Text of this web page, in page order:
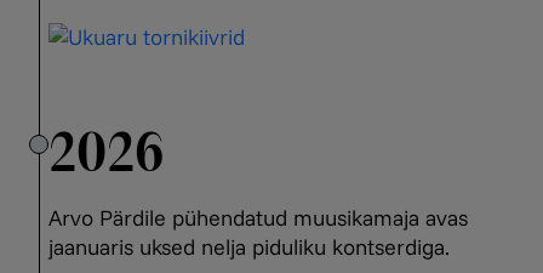
2026
Arvo Pärdile pühendatud muusikamaja avas
jaanuaris uksed nelja piduliku kontserdiga.